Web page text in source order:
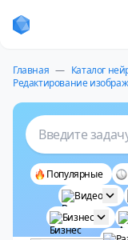
Главная — Каталог
Редактирование
Введите
Популярные
Видео
Бизнес